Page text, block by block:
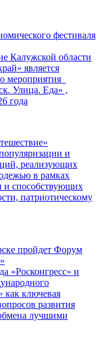
фестиваля
Калужской области
является
мероприятия
Улица. Еда» ,
года
и
реализующих
в рамках
и способствующих
патриотическому
пройдет Форум
«Росконгресс» и
как ключевая
развития
лучшими